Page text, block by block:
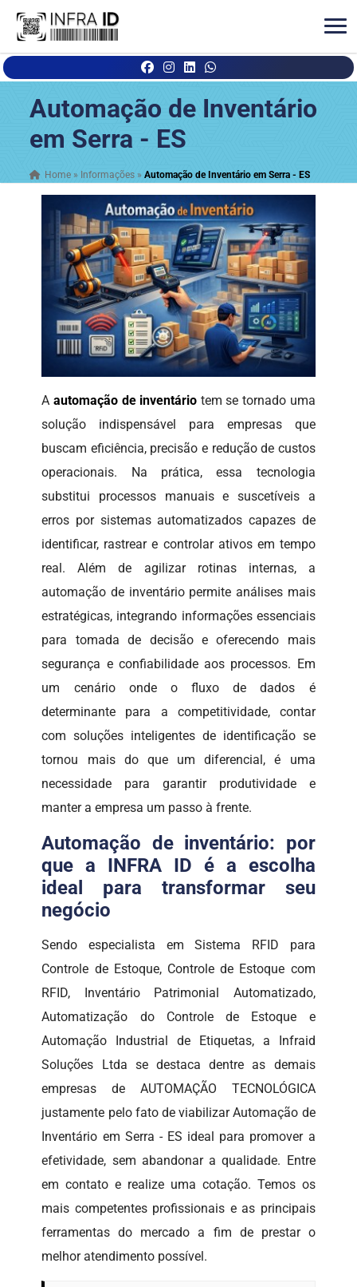
Automação de Inventário
em Serra - ES
Home » Informações »Automação de Inventário em Serra - ES
Aautomação de inventário tem se tornado uma
solução indispensável para empresas que
buscam eficiência, precisão e redução de custos
operacionais. Na prática, essa tecnologia
substitui processos manuais e suscetíveis a
erros por sistemas automatizados capazes de
identificar, rastrear e controlar ativos em tempo
real. Além de agilizar rotinas internas, a
automação de inventário permite análises mais
estratégicas, integrando informações essenciais
para tomada de decisão e oferecendo mais
segurança e confiabilidade aos processos. Em
um cenário onde o fluxo de dados é
determinante para a competitividade, contar
com soluções inteligentes de identificação se
tornou mais do que um diferencial, é uma
necessidade para garantir produtividade e
manter a empresa um passo à frente.
Automação de inventário: por
que a INFRA ID é a escolha
ideal para transformar seu
negócio
Sendo especialista em Sistema RFID para
Controle de Estoque, Controle de Estoque com
RFID, Inventário Patrimonial Automatizado,
Automatização do Controle de Estoque e
Automação Industrial de Etiquetas, a Infraid
Soluções Ltda se destaca dentre as demais
empresas de AUTOMAÇÃO TECNOLÓGICA
justamente pelo fato de viabilizar Automação de
Inventário em Serra - ES ideal para promover a
efetividade, sem abandonar a qualidade. Entre
em contato e realize uma cotação. Temos os
mais competentes profissionais e as principais
ferramentas do mercado a fim de prestar o
melhor atendimento possível.